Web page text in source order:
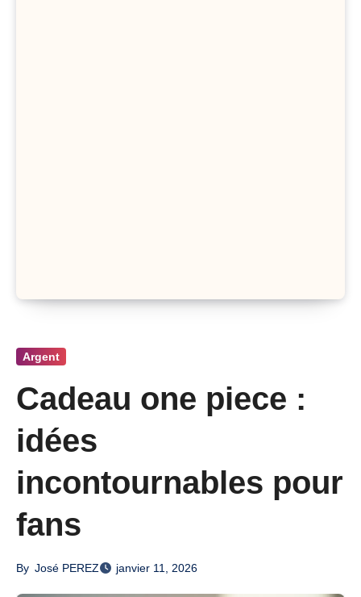
Argent
Cadeau one piece :
idées
incontournables pour
fans
By José PEREZ janvier 11, 2026